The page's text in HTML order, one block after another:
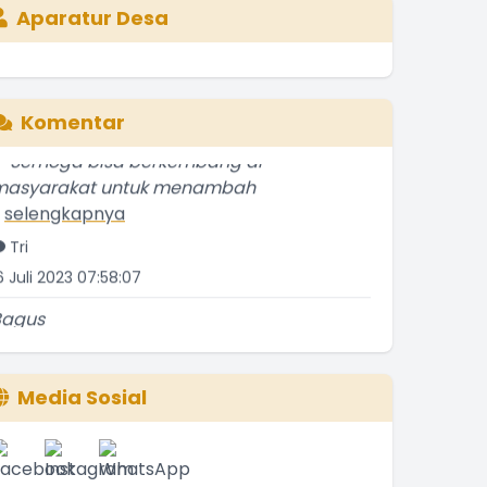
Aparatur Desa
Komentar
Semoga bisa berkembang di
masyarakat untuk menambah
selengkapnya
Tri
Juli 2023 07:58:07
selengkapnya
Etti Sunar
Januari 2022 01:08:01
selengkapnya
Media Sosial